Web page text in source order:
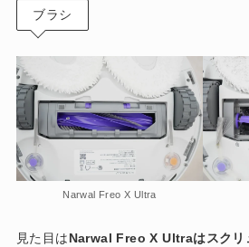
ブラシ
Narwal Freo X Ultra
見た目はNarwal Freo X Ultraはスク